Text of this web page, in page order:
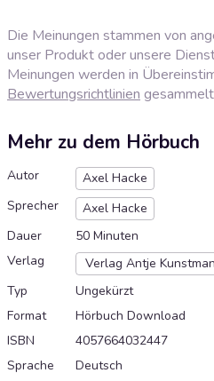
Die Meinungen stammen von
unser Produkt oder unsere
Meinungen werden in
Bewertungsrichtlinien
Mehr zu dem Hörbuch
Autor
Axel Hacke
Sprecher
Axel Hacke
Dauer
50 Minuten
Verlag
Verlag Antje
Typ
Ungekürzt
Format
Hörbuch Download
ISBN
4057664032447
Sprache
Deutsch